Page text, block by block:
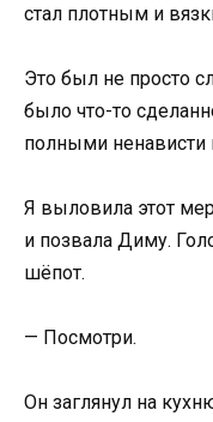
стал плотным и
Это был не просто
было что-то
полными ненависти
Я выловила этот
и позвала Диму.
шёпот.
— Посмотри.
Он заглянул на